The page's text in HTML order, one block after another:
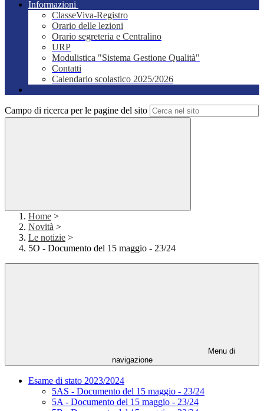
Informazioni
ClasseViva-Registro
Orario delle lezioni
Orario segreteria e Centralino
URP
Modulistica "Sistema Gestione Qualità"
Contatti
Calendario scolastico 2025/2026
Campo di ricerca per le pagine del sito
Home >
Novità >
Le notizie >
5O - Documento del 15 maggio - 23/24
Menu di
navigazione
Esame di stato 2023/2024
5AS - Documento del 15 maggio - 23/24
5A - Documento del 15 maggio - 23/24